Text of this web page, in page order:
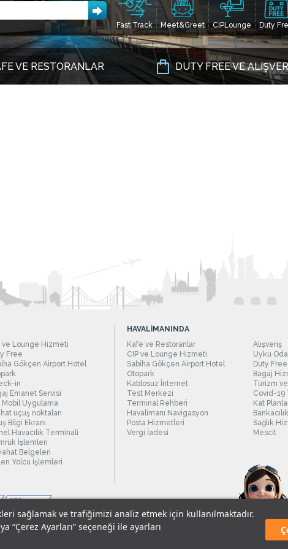
sağlamak ve trafiğimizi analiz etmek için kullanılmaktadır.
“Çerez Ayarları” seçeneği ile ayarları
Fast Track Meet&Greet CIPLounge Duty
VE RESTORANLAR DUTY FREE VE
ve Lounge Hizmeti
Free
Gökçen Airport Hotel
in
Emanet Servisi
Mobil Uygulama
hat uçuş noktaları
Bilgi Ekranı
Havacılık Terminali
İşlemleri
Belgeleri
Yolcu İşlemleri
HAVALİMANINDA
Kafe ve Restoranlar
Alışveriş
CIP ve Lounge Hizmeti
Uyku
Sabiha Gökçen Airport Hotel
Duty Free
Otopark
Bagaj
Kablosuz İnternet
Turizm
Test Merkezi
Covid-19
Terminal Rehberi
Kat
Havalimanı Navigasyon
Posta Hizmetleri
Sağlık
Vergi İadesi
Mescit